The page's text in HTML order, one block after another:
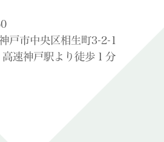
市中央区相生町3-2-1
速神戸駅より徒歩１分